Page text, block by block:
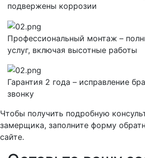
подвержены коррозии
Профессиональный монтаж –
услуг, включая высотные работы
Гарантия 2 года – исправление
звонку
Чтобы получить подробную
замерщика, заполните форму
сайте.